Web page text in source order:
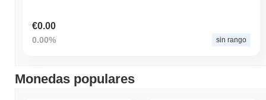
€0.00
0.00% sin rango
Monedas populares